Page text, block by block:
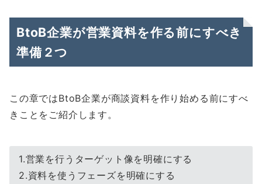
BtoB企業が営業資料を作る前にすべき
準備２つ
この章ではBtoB企業が商談資料を作り始める前にすべ
きことをご紹介します。
1.営業を行うターゲット像を明確にする
2.資料を使うフェーズを明確にする